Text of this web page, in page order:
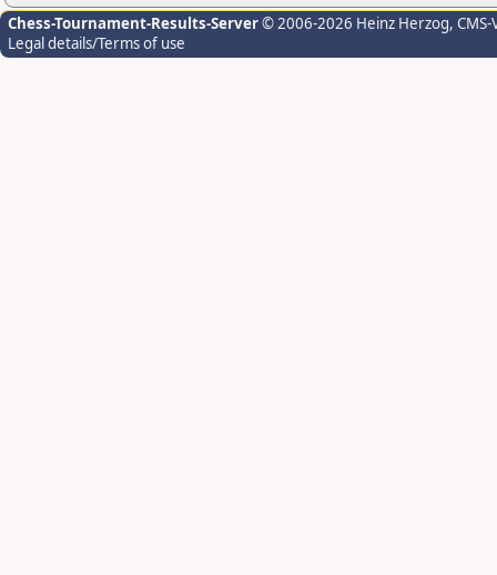
Chess-Tournament-Results-Server© 2006-2026 Heinz Herzog,
Legal details/Terms of use